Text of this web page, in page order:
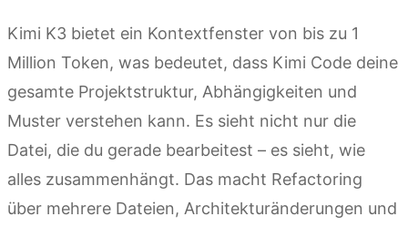
Kimi K3 bietet ein Kontextfenster von bis zu 1
Million Token, was bedeutet, dass Kimi Code deine
gesamte Projektstruktur, Abhängigkeiten und
Muster verstehen kann. Es sieht nicht nur die
Datei, die du gerade bearbeitest – es sieht, wie
alles zusammenhängt. Das macht Refactoring
über mehrere Dateien, Architekturänderungen und